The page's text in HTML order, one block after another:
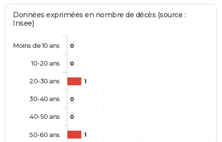
Données exprimées en nombre de décès (source :
Insee)
0
0
1
0
0
1
Moins de 10 ans
10-20 ans
20-30 ans
30-40 ans
40-50 ans
50-60 ans